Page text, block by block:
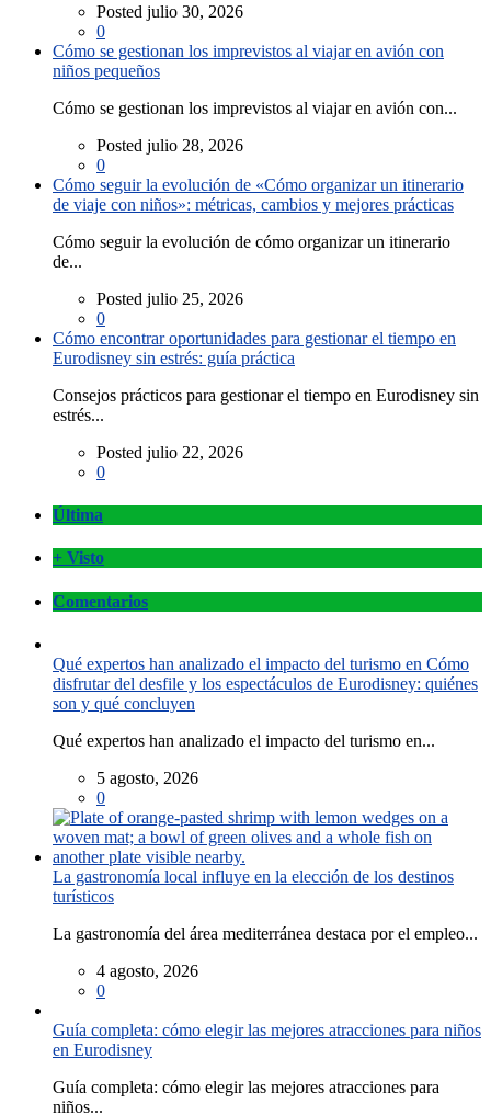
Posted julio 30, 2026
0
Cómo se gestionan los imprevistos al viajar en avión con
niños pequeños
Cómo se gestionan los imprevistos al viajar en avión con...
Posted julio 28, 2026
0
Cómo seguir la evolución de «Cómo organizar un itinerario
de viaje con niños»: métricas, cambios y mejores prácticas
Cómo seguir la evolución de cómo organizar un itinerario
de...
Posted julio 25, 2026
0
Cómo encontrar oportunidades para gestionar el tiempo en
Eurodisney sin estrés: guía práctica
Consejos prácticos para gestionar el tiempo en Eurodisney sin
estrés...
Posted julio 22, 2026
0
Última
+ Visto
Comentarios
Qué expertos han analizado el impacto del turismo en Cómo
disfrutar del desfile y los espectáculos de Eurodisney: quiénes
son y qué concluyen
Qué expertos han analizado el impacto del turismo en...
5 agosto, 2026
0
La gastronomía local influye en la elección de los destinos
turísticos
La gastronomía del área mediterránea destaca por el empleo...
4 agosto, 2026
0
Guía completa: cómo elegir las mejores atracciones para niños
en Eurodisney
Guía completa: cómo elegir las mejores atracciones para
niños...